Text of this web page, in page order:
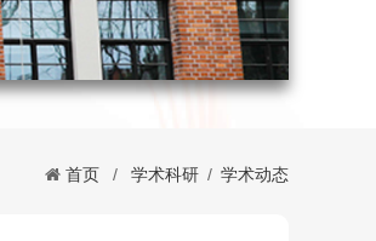
首页 / 学术科研 / 学术动态